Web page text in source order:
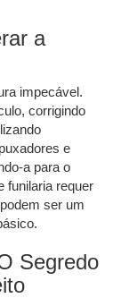
a
impecável.
corrigindo
e
a para o
funilaria requer
ser um
Segredo